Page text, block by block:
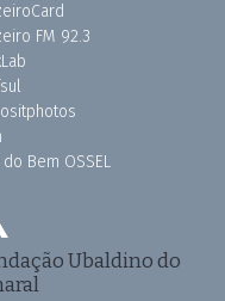
FM 92.3
do Bem OSSEL
Ubaldino do